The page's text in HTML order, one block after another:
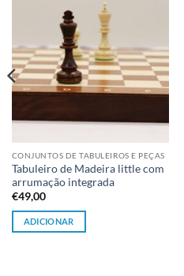
CONJUNTOS DE TABULEIROS E PEÇAS
Tabuleiro de Madeira little com
arrumação integrada
€49,00
ADICIONAR